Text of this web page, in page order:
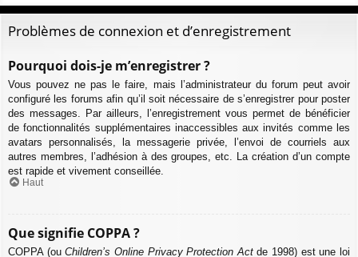
Problèmes de connexion et d’enregistrement
Pourquoi dois-je m’enregistrer ?
Vous pouvez ne pas le faire, mais l’administrateur du forum peut avoir
configuré les forums afin qu’il soit nécessaire de s’enregistrer pour poster
des messages. Par ailleurs, l’enregistrement vous permet de bénéficier
de fonctionnalités supplémentaires inaccessibles aux invités comme les
avatars personnalisés, la messagerie privée, l’envoi de courriels aux
autres membres, l’adhésion à des groupes, etc. La création d’un compte
est rapide et vivement conseillée.
Haut
Que signifie COPPA ?
COPPA (ouChildren’s Online Privacy Protection Actde 1998) est une loi